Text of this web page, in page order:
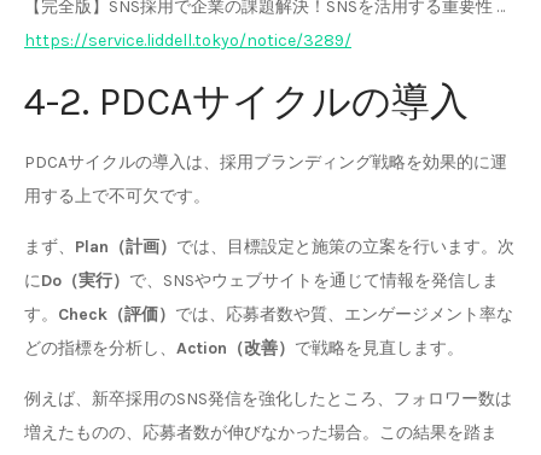
【完全版】SNS採用で企業の課題解決！SNSを活用する重要性 …
https://service.liddell.tokyo/notice/3289/
4-2. PDCAサイクルの導入
PDCAサイクルの導入は、採用ブランディング戦略を効果的に運
用する上で不可欠です。
まず、 Plan（計画） では、目標設定と施策の立案を行います。次
にDo（実行） で、SNSやウェブサイトを通じて情報を発信しま
す。 Check（評価） では、応募者数や質、エンゲージメント率な
どの指標を分析し、 Action（改善） で戦略を見直します。
例えば、新卒採用のSNS発信を強化したところ、フォロワー数は
増えたものの、応募者数が伸びなかった場合。この結果を踏ま